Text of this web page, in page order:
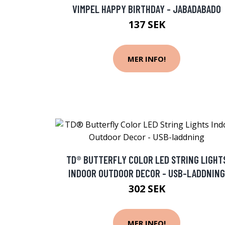
VIMPEL HAPPY BIRTHDAY - JABADABADO
137 SEK
MER INFO!
TD® BUTTERFLY COLOR LED STRING
INDOOR OUTDOOR DECOR - USB-LADDNING
302 SEK
MER INFO!